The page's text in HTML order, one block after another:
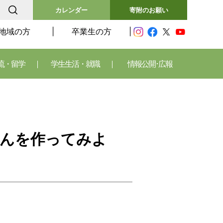
カレンダー 寄附のお願い
域の方 卒業生の方
・留学 学生生活・就職 情報公開･広報
を作ってみよ